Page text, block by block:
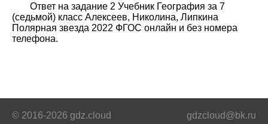
Ответ на задание 2 Учебник География за 7
(седьмой) класс Алексеев, Николина, Липкина
Полярная звезда 2022 ФГОС онлайн и без номера
телефона.
© 2016-2026 gdz.cloud gdzcloud@bk.ru